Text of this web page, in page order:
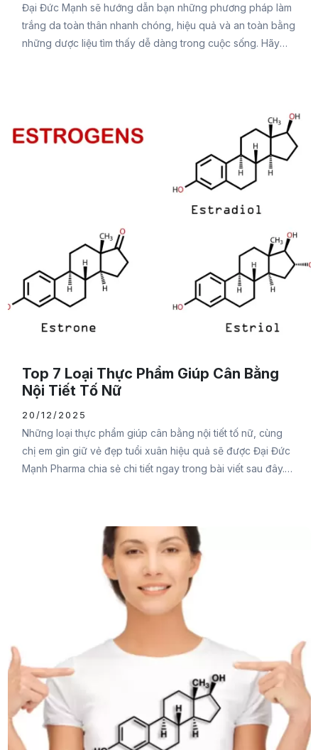
Đại Đức Mạnh sẽ hướng dẫn bạn những phương pháp làm
trắng da toàn thân nhanh chóng, hiệu quả và an toàn bằng
những dược liệu tìm thấy dễ dàng trong cuộc sống. Hãy
Top 7 Loại Thực Phẩm Giúp Cân Bằng
Nội Tiết Tố Nữ
20/12/2025
Những loại thực phẩm giúp cân bằng nội tiết tố nữ, cùng
chị em gìn giữ vẻ đẹp tuổi xuân hiệu quả sẽ được Đại Đức
Mạnh Pharma chia sẻ chi tiết ngay trong bài viết sau đây.